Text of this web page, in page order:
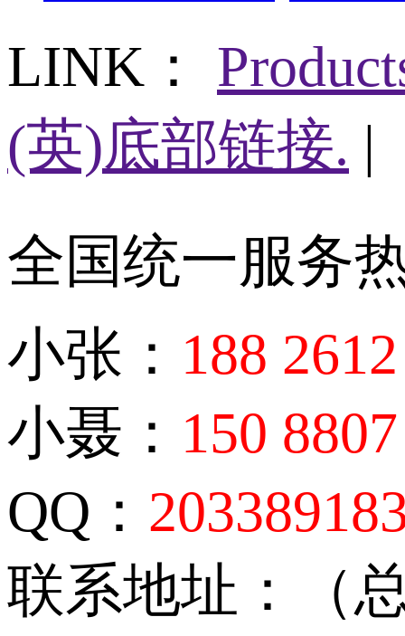
LINK：
(英)底部链接. |
全国统一服务
小张： 188
小聂： 150
QQ：
联系地址：（